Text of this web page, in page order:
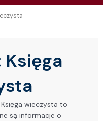
Księga
Księga wieczysta to
są informacje o